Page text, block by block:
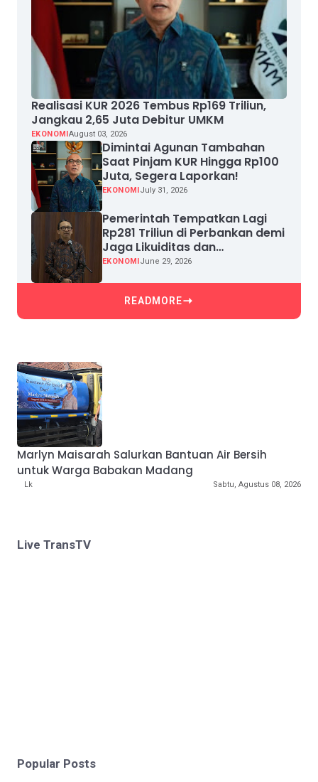
Realisasi KUR 2026 Tembus Rp169 Triliun,
Jangkau 2,65 Juta Debitur UMKM
EKONOMIAugust 03, 2026
Dimintai Agunan Tambahan
Saat Pinjam KUR Hingga Rp100
Juta, Segera Laporkan!
EKONOMIJuly 31, 2026
Pemerintah Tempatkan Lagi
Rp281 Triliun di Perbankan demi
Jaga Likuiditas dan
Pertumbuhan Kredit
EKONOMIJune 29, 2026
READMORE
Marlyn Maisarah Salurkan Bantuan Air Bersih
untuk Warga Babakan Madang
Lk Sabtu, Agustus 08, 2026
Live TransTV
Popular Posts